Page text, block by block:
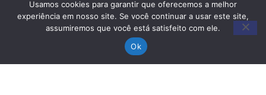
Capacitação qualifica trabalho dos Agentes Comunitários
Usamos cookies para garantir que oferecemos a melhor
experiência em nosso site. Se você continuar a usar este site,
assumiremos que você está satisfeito com ele.
Ok